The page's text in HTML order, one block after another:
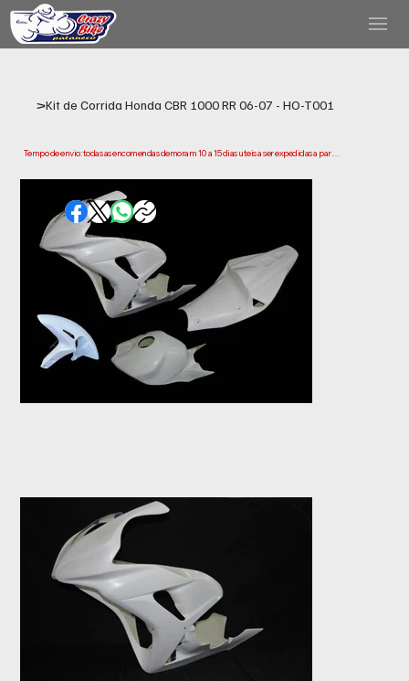
>Kit de Corrida Honda CBR 1000 RR 06-07 - HO-T001
Tempo de envio: todas as encomendas demoram 10 a 15 dias uteis a ser expedidas a partir
enviarmos a sua encomenda. Os prazos de entrega podem variar consoante a sua